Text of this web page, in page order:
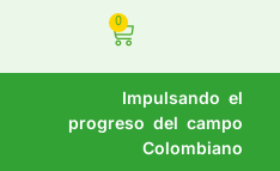
0
Impulsando el
progreso del campo
Colombiano